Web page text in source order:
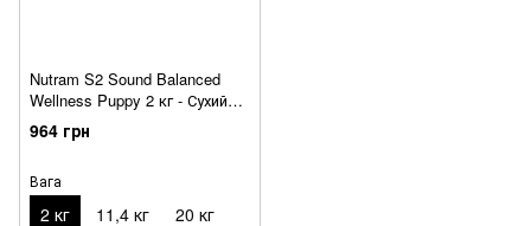
Nutram S2 Sound Balanced
Wellness Puppy 2 кг - Сухий
корм з куркою і цільними
яйцями для цуценят
964 грн
Вага
2 кг 11,4 кг 20 кг